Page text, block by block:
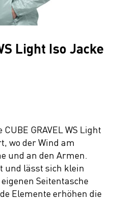
Light Iso Jacke
GRAVEL WS Light
wo der Wind am
und an den Armen.
und lässt sich klein
Seitentasche
Elemente erhöhen die